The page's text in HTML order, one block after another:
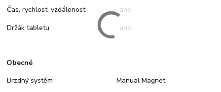
Čas, rychlost, vzdálenost
ano
Držák tabletu
ano
Obecné
Brzdný systém
Manual Magnet